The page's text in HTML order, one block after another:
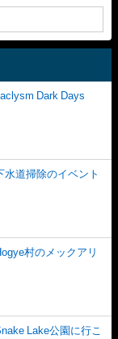
Dark Days
水道掃除のイベント
村のメックアリ
Lake公園に行こ